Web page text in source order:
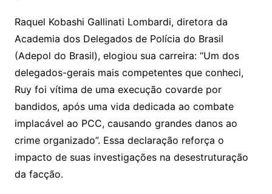
Raquel Kobashi Gallinati Lombardi, diretora da
Academia dos Delegados de Polícia do Brasil
(Adepol do Brasil), elogiou sua carreira: “Um dos
delegados-gerais mais competentes que conheci,
Ruy foi vítima de uma execução covarde por
bandidos, após uma vida dedicada ao combate
implacável ao PCC, causando grandes danos ao
crime organizado”. Essa declaração reforça o
impacto de suas investigações na desestruturação
da facção.